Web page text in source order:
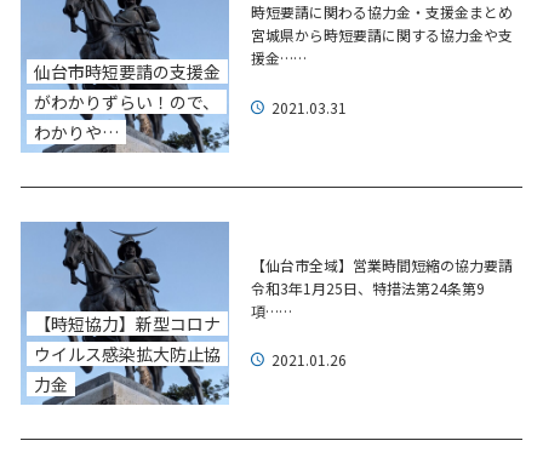
仙台市時短要請の支援金
がわかりずらい！ので、
わかりや…
時短要請に関わる協力金・支援金まとめ
宮城県から時短要請に関する協力金や支
援金……
2021.03.31
【時短協力】新型コロナ
ウイルス感染拡大防止協
力金
【仙台市全域】営業時間短縮の協力要請
令和3年1月25日、特措法第24条第9
項……
2021.01.26